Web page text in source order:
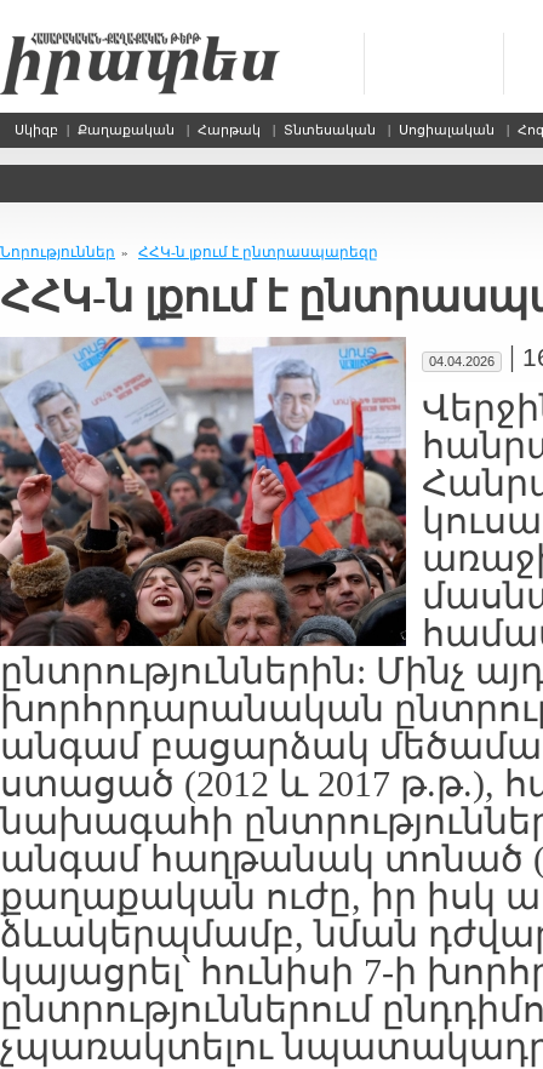
Սկիզբ | Քաղաքական | Հարթակ | Տնտեսական | Սոցիալական |
Նորություններ » ՀՀԿ-ն լքում է ընտրասպարեզը
ՀՀԿ-ն լքում է
04.04.2026 |
ընտրություններին: Մինչ այդ
խորհրդարանական
անգամ բացարձակ
ստացած (2012 և 2017 թ.թ.),
նախագահի
անգամ հաղթանակ տոնած
քաղաքական ուժը, իր իսկ
ձևակերպմամբ, նման
կայացրել՝ հունիսի 7-ի
ընտրություններում
չպառակտելու